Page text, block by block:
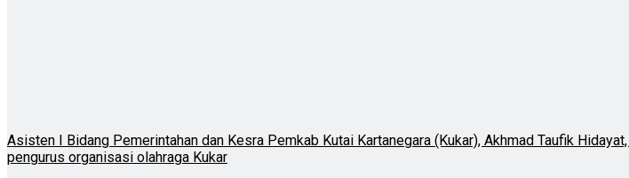
Asisten I Bidang Pemerintahan dan Kesra Pemkab Kutai Kartanegara (Kukar), Akhmad Taufik
pengurus organisasi olahraga Kukar